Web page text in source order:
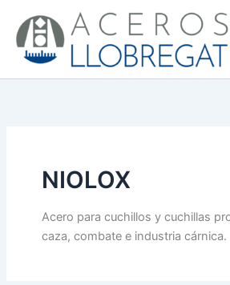
contenido
NIOLOX
Acero para cuchillos y cuchillas
caza, combate e industria cárnica.